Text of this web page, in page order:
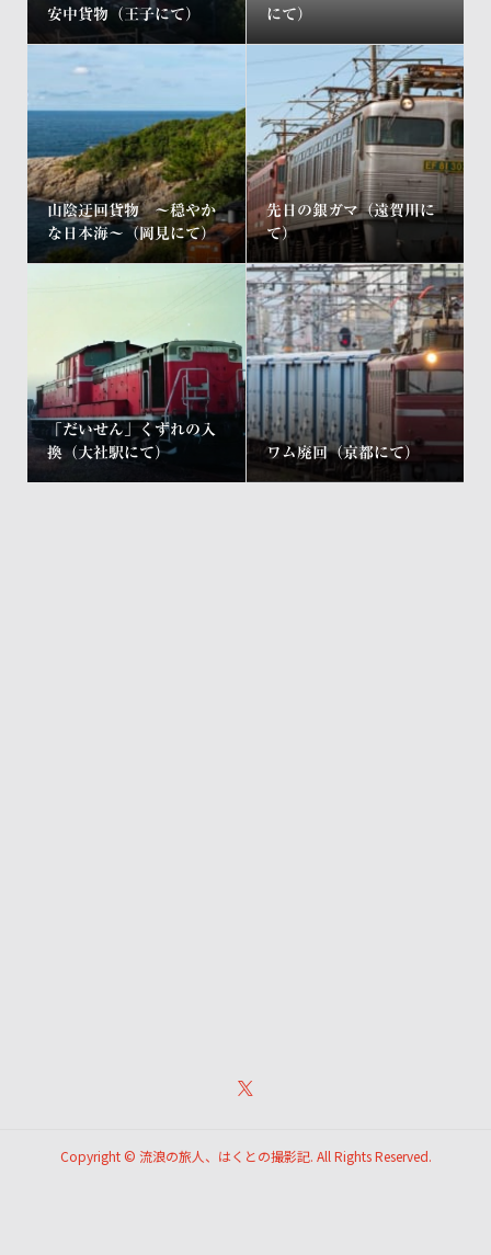
安中貨物（王子にて）
にて）
山陰迂回貨物 ～穏やか
な日本海～（岡見にて）
先日の銀ガマ（遠賀川に
て）
「だいせん」くずれの入
換（大社駅にて）
ワム廃回（京都にて）
Copyright © 流浪の旅人、はくとの撮影記. All Rights Reserved.